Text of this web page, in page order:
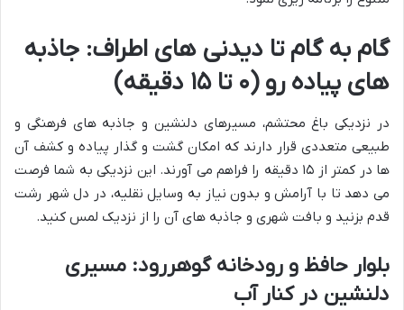
گام به گام تا دیدنی های اطراف: جاذبه
های پیاده رو (۰ تا ۱۵ دقیقه)
در نزدیکی باغ محتشم، مسیرهای دلنشین و جاذبه های فرهنگی و
طبیعی متعددی قرار دارند که امکان گشت و گذار پیاده و کشف آن
ها در کمتر از ۱۵ دقیقه را فراهم می آورند. این نزدیکی به شما فرصت
می دهد تا با آرامش و بدون نیاز به وسایل نقلیه، در دل شهر رشت
قدم بزنید و بافت شهری و جاذبه های آن را از نزدیک لمس کنید.
بلوار حافظ و رودخانه گوهررود: مسیری
دلنشین در کنار آب